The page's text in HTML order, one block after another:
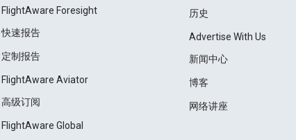
FlightAware Foresight
快速报告
定制报告
FlightAware Aviator
高级订阅
FlightAware Global
历史
Advertise With Us
新闻中心
博客
网络讲座